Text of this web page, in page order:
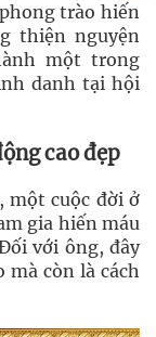
trào hiến
thiện nguyện
một trong
danh tại hội
cao đẹp
một cuộc đời ở
gia hiến máu
với ông, đây
còn là cách